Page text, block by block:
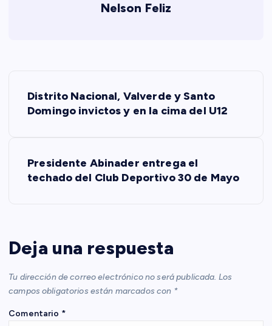
Nelson Feliz
a
c
i
Distrito Nacional, Valverde y Santo
Domingo invictos y en la cima del U12
Presidente Abinader entrega el
techado del Club Deportivo 30 de Mayo
Deja una respuesta
Tu dirección de correo electrónico no será publicada. Los
campos obligatorios están marcados con *
Comentario *